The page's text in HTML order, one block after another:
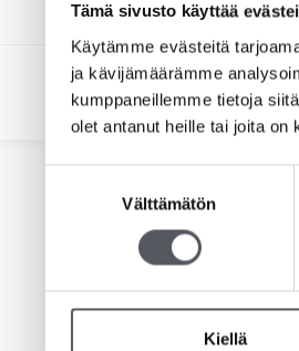
Tämä sivusto käyttää
Käytämme evästeitä
ja kävijämäärämme
kumppaneillemme tietoja
olet antanut heille tai joita on
Välttämätön
Kiellä